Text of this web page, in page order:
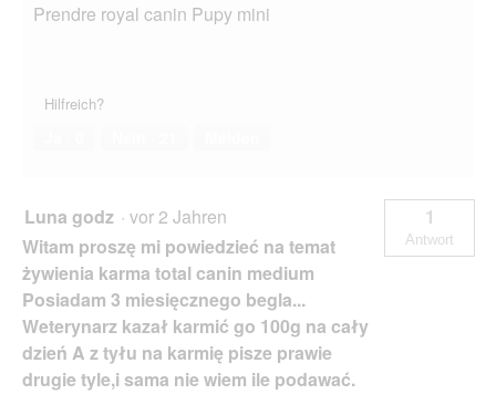
Prendre royal canin Pupy mini
Hilfreich?
Luna godz · vor 2 Jahren
Witam proszę mi powiedzieć na temat
żywienia karma total canin medium
Posiadam 3 miesięcznego begla...
Weterynarz kazał karmić go 100g na cały
dzień A z tyłu na karmię pisze prawie
drugie tyle,i sama nie wiem ile podawać.
1
Antwort